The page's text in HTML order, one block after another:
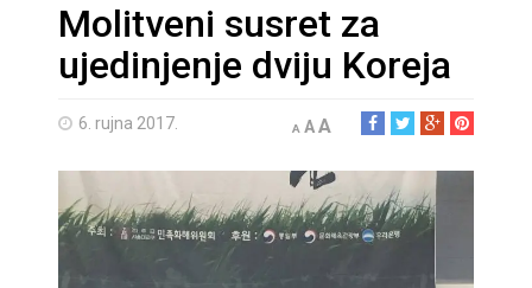
Molitveni susret za
ujedinjenje dviju Koreja
6. rujna 2017. A AA